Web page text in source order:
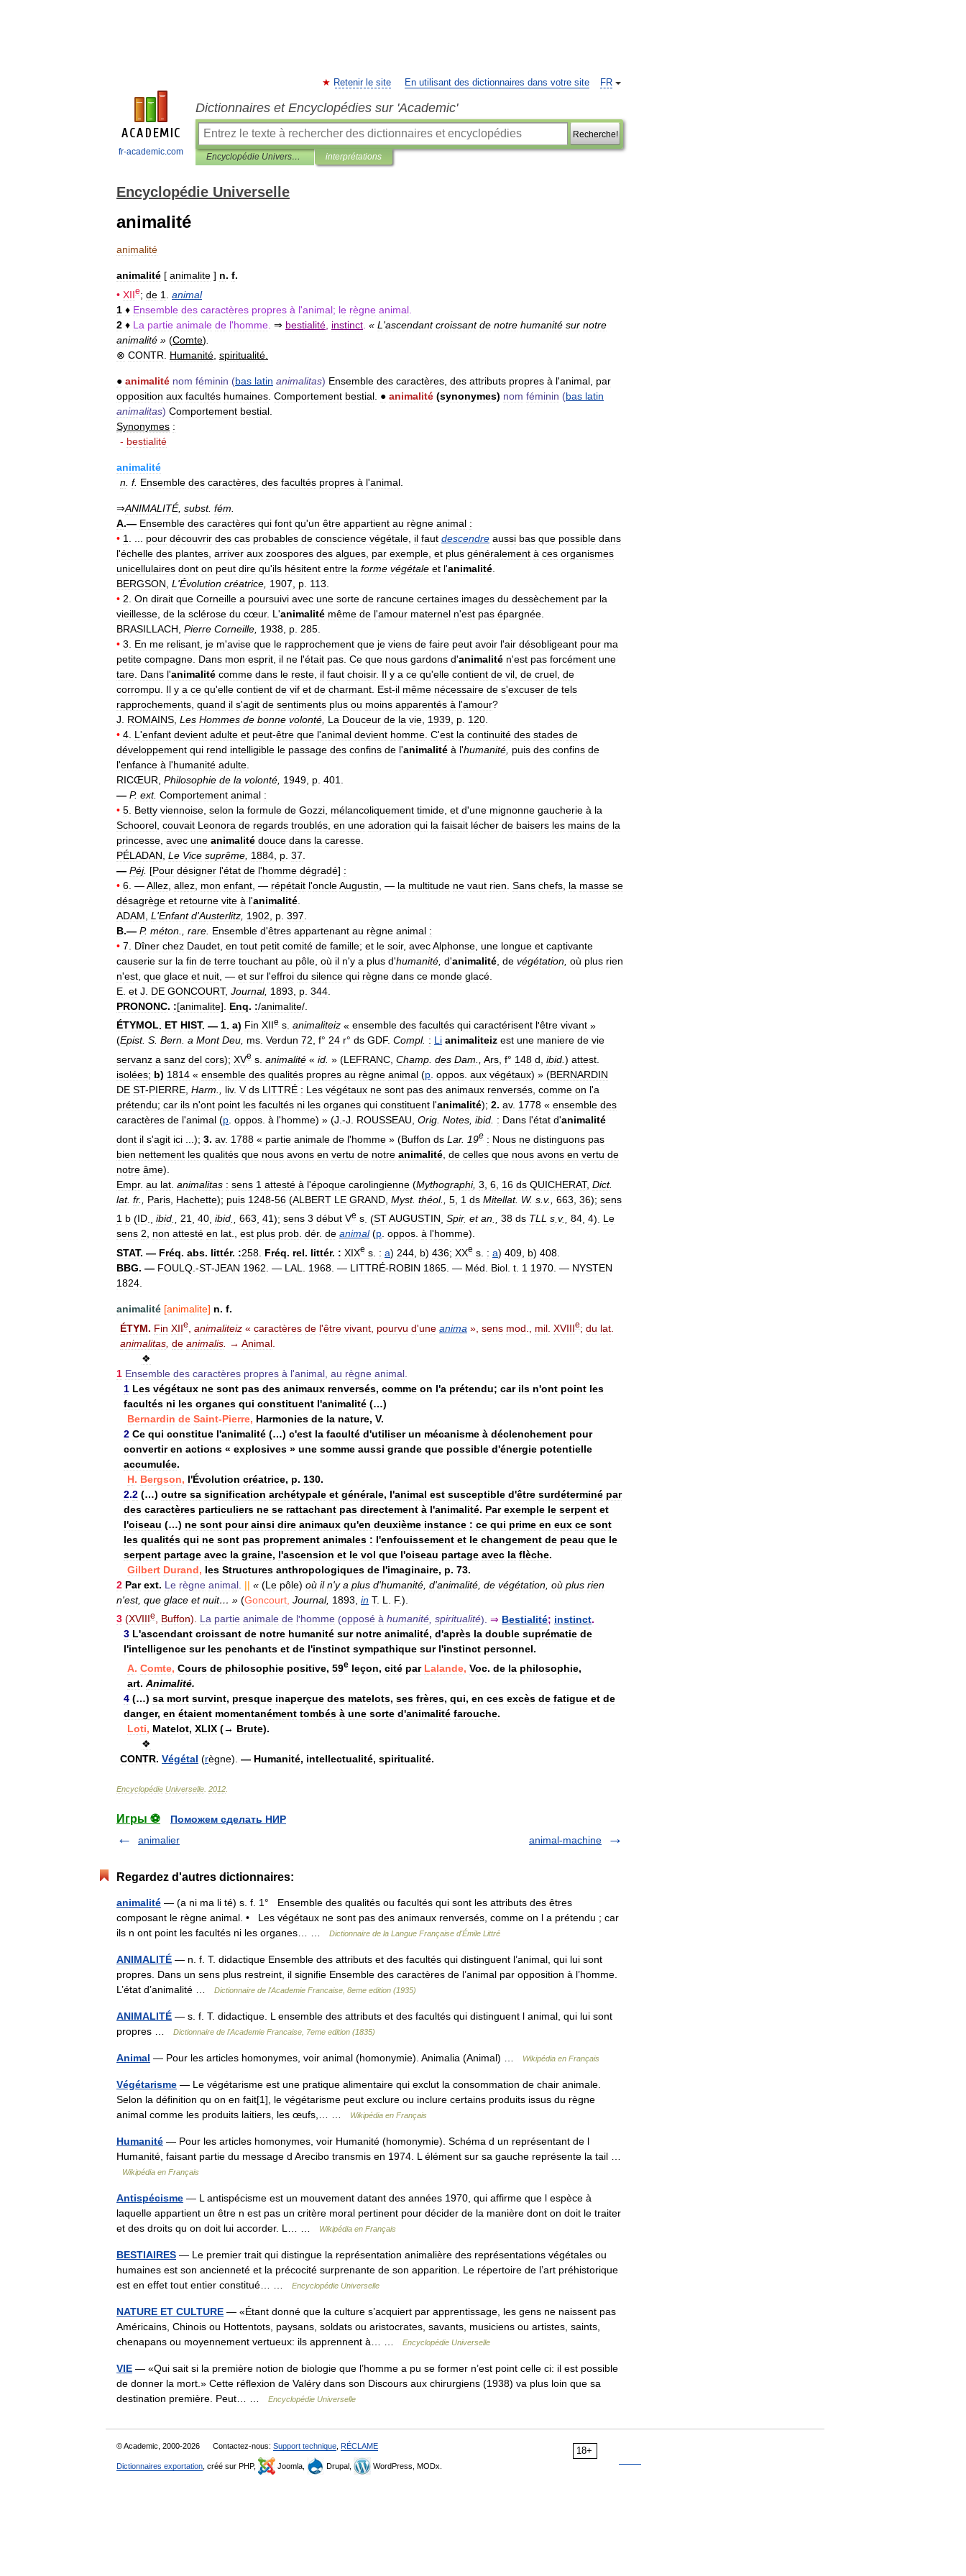
fr-academic.com
FR
Retenir le site En utilisant des dictionnaires dans votre site
Dictionnaires et Encyclopédies sur 'Academic'
Recherche!
Encyclopédie Universelle interprétations
Encyclopédie Universelle
animalité
animalité
animalité [ animalite ] n. f.
• XIIe; de 1
animal
1 ♦ Ensemble des caractères propres à l'animal; le règne animal
2 ♦ La partie animale de l'homme ⇒ bestialité instinct « L 'ascendant croissant de notre humanité sur notre
animalité » (Comte)
⊗ CONTR Humanité spiritualité
● animalité nom féminin (bas latin animalitas) Ensemble des caractères des attributs propres à l'animal par
opposition aux facultés humaines Comportement bestial ● animalité (synonymes) nom féminin (bas latin
animalitas) Comportement bestial
Synonymes :
- bestialité
animalité
n f. Ensemble des caractères des facultés propres à l'animal
⇒ANIMALITÉ, subst. fém
A.— Ensemble des caractères qui font qu'un être appartient au règne animal :
• 1 pour découvrir des cas probables de conscience végétale il faut descendre aussi bas que possible dans
l'échelle des plantes arriver aux zoospores des algues par exemple et plus généralement à ces organismes
unicellulaires dont on peut dire qu'ils hésitent entre la forme végétale et l'animalité
BERGSON L 'Évolution créatrice 1907 p 113
• 2 On dirait que Corneille a poursuivi avec une sorte de rancune certaines images du dessèchement par la
vieillesse de la sclérose du cœur. L 'animalité même de l'amour maternel n'est pas épargnée
BRASILLACH Pierre Corneille 1938 p 285
• 3 En me relisant je m'avise que le rapprochement que je viens de faire peut avoir l'air désobligeant pour ma
petite compagne Dans mon esprit il ne l'était pas Ce que nous gardons d'animalité n'est pas forcément une
tare Dans l'animalité comme dans le reste il faut choisir. Il y a ce qu'elle contient de vil de cruel de
corrompu
Il y a ce qu'elle contient de vif et de charmant Est-il même nécessaire de s'excuser de tels
rapprochements quand il s'agit de sentiments plus ou moins apparentés à l'amour?
J
ROMAINS Les Hommes de bonne volonté La Douceur de la vie 1939 p 120
• 4 L 'enfant devient adulte et peut-être que l'animal devient homme C'est la continuité des stades de
développement qui rend intelligible le passage des confins de l'animalité à l'humanité puis des confins de
l'enfance à l'humanité adulte
RICŒUR Philosophie de la volonté 1949 p 401
— P. ext. Comportement animal :
• 5 Betty viennoise selon la formule de Gozzi mélancoliquement timide et d'une mignonne gaucherie à la
Schoorel couvait Leonora de regards troublés en une adoration qui la faisait lécher de baisers les mains de la
princesse avec une animalité douce dans la caresse
PÉLADAN Le Vice suprême 1884 p 37
— Péj. [Pour désigner l'état de l'homme dégradé] :
• 6 . —Allez allez mon enfant , — répétait l'oncleAugustin , — la multitude ne vaut rien Sans chefs la masse se
désagrège et retourne vite à l'animalité
ADAM L 'Enfant d'Austerlitz 1902 p 397
B.— P. méton rare Ensemble d'êtres appartenant au règne animal :
• 7 Dîner chez Daudet en tout petit comité de famille; et le soir, avecAlphonse une longue et captivante
causerie sur la fin de terre touchant au pôle où il n'y a plus d'humanité d'animalité de végétation où plus rien
n'est que glace et nuit , — et sur l'effroi du silence qui règne dans ce monde glacé
E et J DE GONCOURT, Journal, 1893 p 344
PRONONC. :[animalite]. Enq. :/animalite/.
ÉTYMOL. ET HIST. — 1. a) Fin XIIe s animaliteiz « ensemble des facultés qui caractérisent l'être vivant »
(Epist. S. Bern. a Mont Deu, ms. Verdun 72, f° 24 r° ds GDF. Compl. : Li animaliteiz est une maniere de vie
servanz a sanz del cors); XVe s animalité « id » (LEFRANC Champ des Dam Ars f° 148 d ibid ) attest
isolées; b) 1814 « ensemble des qualités propres au règne animal (p oppos aux végétaux) » (BERNARDIN
DE ST-PIERRE Harm liv. V ds LITTRÉ : Les végétaux ne sont pas des animaux renversés comme on l'a
prétendu; car ils n'ont point les facultés ni les organes qui constituent l'animalité); 2. av. 1778 « ensemble des
caractères de l'animal (p oppos à l'homme) » (J .-J ROUSSEAU Orig Notes ibid : Dans l'état d'animalité
dont il s'agit ici ...); 3. av. 1788 « partie animale de l'homme » (Buffon ds Lar. 19e : Nous ne distinguons pas
bien nettement les qualités que nous avons en vertu de notre animalité de celles que nous avons en vertu de
notre âme).
Empr. au lat animalitas : sens 1 attesté à l'époque carolingienne (Mythographi, 3 6 16 ds QUICHERAT, Dict.
lat. fr., Paris Hachette); puis 1248-56 (ALBERT LE GRAND Myst. théol., 5 1 ds Mitellat. W. s v., 663 36); sens
1 b (ID ibid 21 40 ibid 663 41); sens 3 début Ve s . (STAUGUSTIN Spir. et an 38 ds TLL s v., 84 4). Le
sens 2, non attesté en lat., est plus prob. dér. de animal(p. oppos. à l'homme).
STAT. — Fréq. abs. littér. :258 Fréq. rel. littér. : XIXe s : a) 244 b) 436; XXe s : a) 409 b) 408
BBG. — FOULQ .-ST-JEAN 1962 . — LAL 1968 . — LITTRÉ-ROBIN 1865 . — Méd Biol t 1 1970 . — NYSTEN
1824
animalité [animalite] n. f.
ÉTYM. Fin XIIe animaliteiz « caractères de l'être vivant pourvu d'une anima », sens mod mil XVIIIe; du lat
animalitas de animalis → Animal
❖
1 Ensemble des caractères propres à l'animal au règne animal
1 Les végétaux ne sont pas des animaux renversés, comme on l'a prétendu; car ils n'ont point les
facultés ni les organes qui constituent l'animalité (…)
Bernardin de Saint-Pierre, Harmonies de la nature, V.
2 Ce qui constitue l'animalité (…) c'est la faculté d'utiliser un mécanisme à déclenchement pour
convertir en actions « explosives » une somme aussi grande que possible d'énergie potentielle
accumulée.
H. Bergson, l'Évolution créatrice, p. 130.
2.2 (…) outre sa signification archétypale et générale, l'animal est susceptible d'être surdéterminé par
des caractères particuliers ne se rattachant pas directement à l'animalité. Par exemple le serpent et
l'oiseau (…) ne sont pour ainsi dire animaux qu'en deuxième instance : ce qui prime en eux ce sont
les qualités qui ne sont pas proprement animales : l'enfouissement et le changement de peau que le
serpent partage avec la graine, l'ascension et le vol que l'oiseau partage avec la flèche.
Gilbert Durand, les Structures anthropologiques de l'imaginaire, p. 73.
2 Par ext. Le règne animal || « (Le pôle) où il n'y a plus d'humanité d'animalité de végétation où plus rien
n'est, que glace et nuit… » (Goncourt Journal, 1893 in T. L F.).
3 (XVIIIe, Buffon). La partie animale de l'homme (opposé à humanité spiritualité). ⇒ Bestialité; instinct.
3 L'ascendant croissant de notre humanité sur notre animalité, d'après la double suprématie de
l'intelligence sur les penchants et de l'instinct sympathique sur l'instinct personnel.
A. Comte, Cours de philosophie positive, 59e leçon, cité par Lalande, Voc. de la philosophie,
art. Animalité.
4 (…) sa mort survint, presque inaperçue des matelots, ses frères, qui, en ces excès de fatigue et de
danger, en étaient momentanément tombés à une sorte d'animalité farouche.
Loti, Matelot, XLIX (→ Brute).
❖
CONTR. Végétal (règne). — Humanité, intellectualité, spiritualité.
Encyclopédie Universelle 2012
Игры ⚽
Поможем сделать НИР
animalier
animal-machine
Regardez d'autres dictionnaires:
animalité — (a ni ma li té) s. f. 1° Ensemble des qualités ou facultés qui sont les attributs des êtres
composant le règne animal. • Les végétaux ne sont pas des animaux renversés, comme on l a prétendu ; car
ils n ont point les facultés ni les organes… …
Dictionnaire de la Langue Française d'Émile Littré
ANIMALITÉ — n. f. T. didactique Ensemble des attributs et des facultés qui distinguent l’animal, qui lui sont
propres. Dans un sens plus restreint, il signifie Ensemble des caractères de l’animal par opposition à l’homme.
L’état d’animalité …
Dictionnaire de l'Academie Francaise, 8eme edition (1935)
ANIMALITÉ — s. f. T. didactique. L ensemble des attributs et des facultés qui distinguent l animal, qui lui sont
propres …
Dictionnaire de l'Academie Francaise, 7eme edition (1835)
Animal — Pour les articles homonymes, voir animal (homonymie). Animalia (Animal) … Wikipédia en Français
Végétarisme — Le végétarisme est une pratique alimentaire qui exclut la consommation de chair animale.
Selon la définition qu on en fait[1], le végétarisme peut exclure ou inclure certains produits issus du règne
animal comme les produits laitiers, les œufs,… …
Wikipédia en Français
Humanité — Pour les articles homonymes, voir Humanité (homonymie). Schéma d un représentant de l
Humanité, faisant partie du message d Arecibo transmis en 1974. L élément sur sa gauche représente la tail …
Wikipédia en Français
Antispécisme — L antispécisme est un mouvement datant des années 1970, qui affirme que l espèce à
laquelle appartient un être n est pas un critère moral pertinent pour décider de la manière dont on doit le traiter
et des droits qu on doit lui accorder. L… …
Wikipédia en Français
BESTIAIRES — Le premier trait qui distingue la représentation animalière des représentations végétales ou
humaines est son ancienneté et la précocité surprenante de son apparition. Le répertoire de l’art préhistorique
est en effet tout entier constitué… …
Encyclopédie Universelle
NATURE ET CULTURE — «Étant donné que la culture s’acquiert par apprentissage, les gens ne naissent pas
Américains, Chinois ou Hottentots, paysans, soldats ou aristocrates, savants, musiciens ou artistes, saints,
chenapans ou moyennement vertueux: ils apprennent à… …
Encyclopédie Universelle
VIE — «Qui sait si la première notion de biologie que l’homme a pu se former n’est point celle ci: il est possible
de donner la mort.» Cette réflexion de Valéry dans son Discours aux chirurgiens (1938) va plus loin que sa
destination première. Peut… …
Encyclopédie Universelle
18+
© Academic, 2000-2026 Contactez-nous: Support technique RÉCLAME
Dictionnaires exportation , créé sur PHP, Joomla, Drupal, WordPress, MODx.